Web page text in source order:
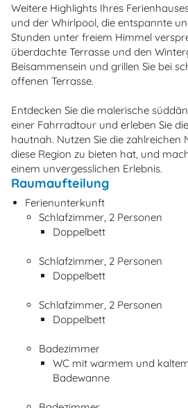
Weitere Highlights Ihres
und der Whirlpool, die entspannte
Stunden unter freiem Himmel
überdachte Terrasse und den
Beisammensein und grillen Sie bei
offenen Terrasse.
Entdecken Sie die malerische
einer Fahrradtour und erleben Sie
hautnah. Nutzen Sie die zahlreichen
diese Region zu bieten hat, und
einem unvergesslichen Erlebnis.
Raumaufteilung
Ferienunterkunft
Schlafzimmer, 2 Personen
Doppelbett
Schlafzimmer, 2 Personen
Doppelbett
Schlafzimmer, 2 Personen
Doppelbett
Badezimmer
WC mit warmem und
Badewanne